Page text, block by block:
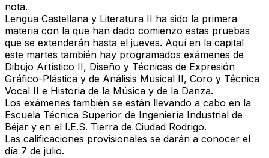
nota.
Lengua Castellana y Literatura II ha sido la primera
materia con la que han dado comienzo estas pruebas
que se extenderán hasta el jueves. Aquí en la capital
este martes también hay programados exámenes de
Dibujo Artístico II, Diseño y Técnicas de Expresión
Gráfico-Plástica y de Análisis Musical II, Coro y Técnica
Vocal II e Historia de la Música y de la Danza.
Los exámenes también se están llevando a cabo en la
Escuela Técnica Superior de Ingeniería Industrial de
Béjar y en el I.E.S. Tierra de Ciudad Rodrigo.
Las calificaciones provisionales se darán a conocer el
día 7 de julio.